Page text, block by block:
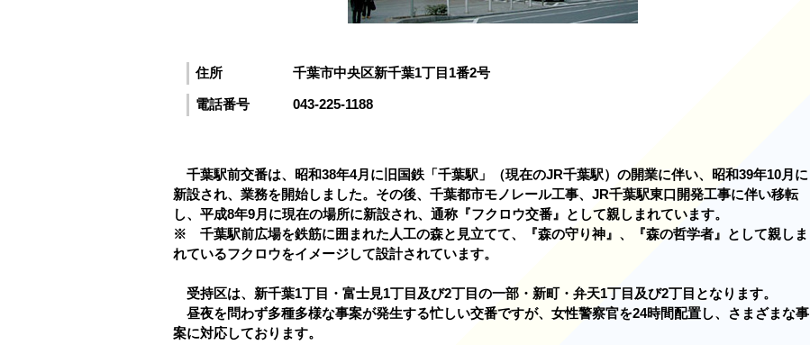
住所 千葉市中央区新千葉1丁目1番2号
電話番号 043-225-1188
千葉駅前交番は、昭和38年4月に旧国鉄「千葉駅」（現在のJR千葉駅）の開業に伴い、昭和39年10月に
新設され、業務を開始しました。その後、千葉都市モノレール工事、JR千葉駅東口開発工事に伴い移転
し、平成8年9月に現在の場所に新設され、通称『フクロウ交番』として親しまれています。
※ 千葉駅前広場を鉄筋に囲まれた人工の森と見立てて、『森の守り神』、『森の哲学者』として親しま
れているフクロウをイメージして設計されています。
受持区は、新千葉1丁目・富士見1丁目及び2丁目の一部・新町・弁天1丁目及び2丁目となります。
昼夜を問わず多種多様な事案が発生する忙しい交番ですが、女性警察官を24時間配置し、さまざまな事
案に対応しております。